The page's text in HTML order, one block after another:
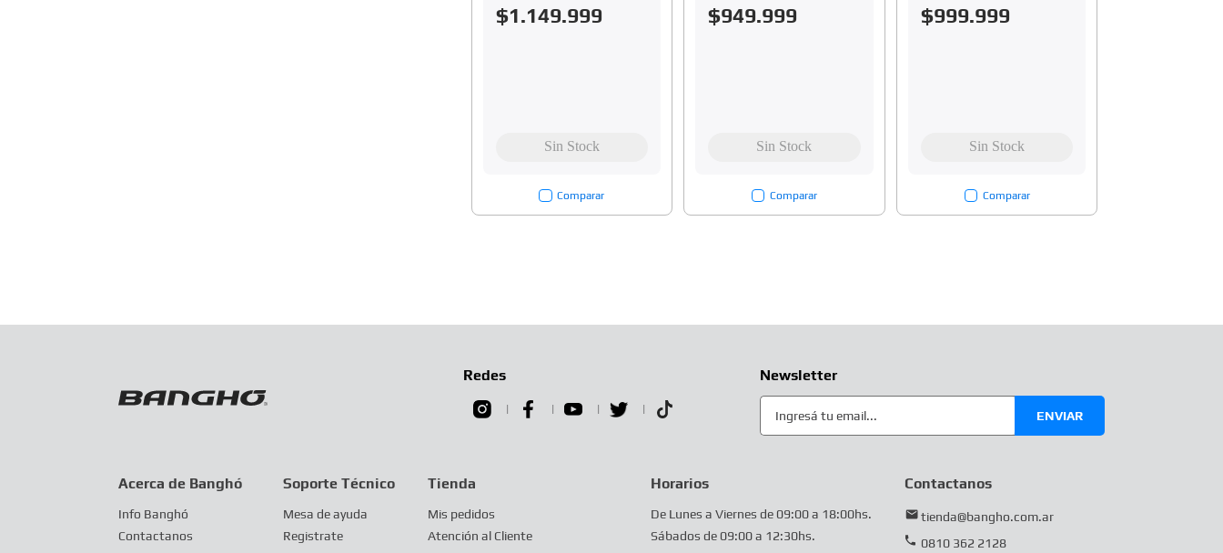
$1.149.999
Comparar
$949.999
Comparar
$999.999
Comparar
Redes Newsletter
ENVIAR
Acerca de Banghó
Info Banghó
Contactanos
Soporte Técnico
Mesa de ayuda
Registrate
Tienda
Mis pedidos
Atención al Cliente
Horarios
De Lunes a Viernes de 09:00 a 18:00hs.
Sábados de 09:00 a 12:30hs.
Contactanos
tienda@bangho.com.ar
0810 362 2128